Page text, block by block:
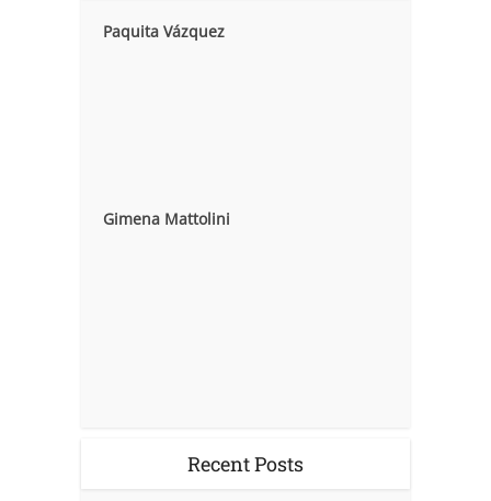
Paquita Vázquez
Gimena Mattolini
Recent Posts